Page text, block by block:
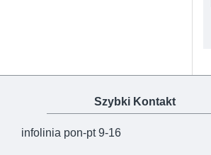
Szybki Kontakt
infolinia pon-pt 9-16